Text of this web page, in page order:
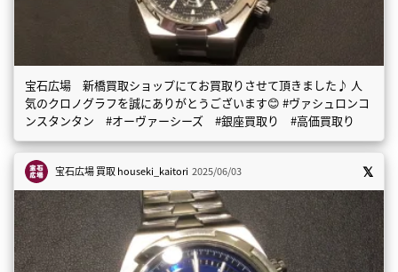
宝石広場 新橋買取ショップにてお買取りさせて頂きました♪ 人
気のクロノグラフを誠にありがとうございます😊 #ヴァシュロンコ
ンスタンタン #オーヴァーシーズ #銀座買取り #高価買取り
宝石広場 買取houseki_kaitori 2025/06/03